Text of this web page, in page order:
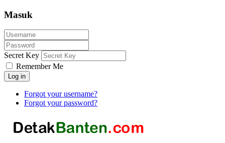
Masuk
Secret Key
Remember Me
Log in
Forgot your username?
Forgot your password?